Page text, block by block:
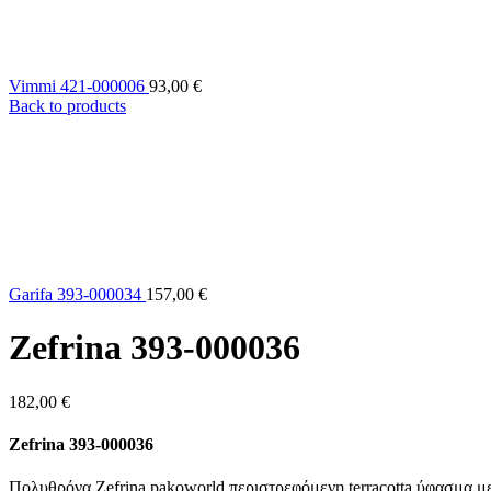
Vimmi 421-000006 93,00 €
Back to products
Garifa 393-000034 157,00 €
Zefrina 393-000036
182,00 €
Zefrina 393-000036